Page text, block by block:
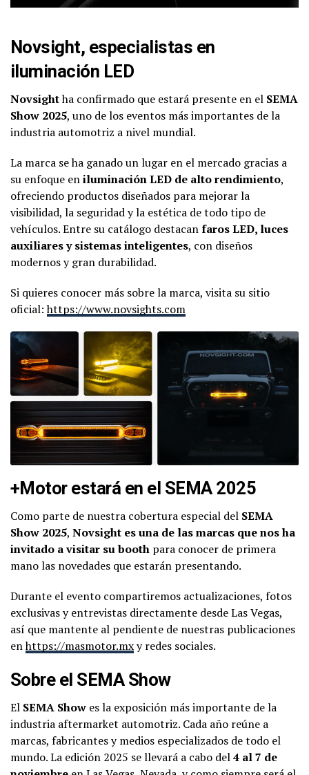
Novsight, especialistas en
iluminación LED
Novsightha confirmado que estará presente en el SEMA
Show 2025, uno de los eventos más importantes de la
industria automotriz a nivel mundial.
La marca se ha ganado un lugar en el mercado gracias a
su enfoque eniluminación LED de alto rendimiento,
ofreciendo productos diseñados para mejorar la
visibilidad, la seguridad y la estética de todo tipo de
vehículos. Entre su catálogo destacanfaros LED, luces
auxiliares y sistemas inteligentes, con diseños
modernos y gran durabilidad.
Si quieres conocer más sobre la marca, visita su sitio
oficial:https://www.novsights.com
+Motor estará en el SEMA 2025
Como parte de nuestra cobertura especial del SEMA
Show 2025, Novsight es una de las marcas que nos ha
invitado a visitar su booth para conocer de primera
mano las novedades que estarán presentando.
Durante el evento compartiremos actualizaciones, fotos
exclusivas y entrevistas directamente desde Las Vegas,
así que mantente al pendiente de nuestras publicaciones
enhttps://masmotor.mxy redes sociales.
Sobre el SEMA Show
El SEMA Show es la exposición más importante de la
industria aftermarket automotriz. Cada año reúne a
marcas, fabricantes y medios especializados de todo el
mundo. La edición 2025 se llevará a cabo del4 al 7 de